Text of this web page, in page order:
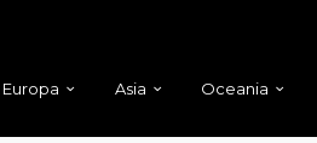
Europa Asia Oceania